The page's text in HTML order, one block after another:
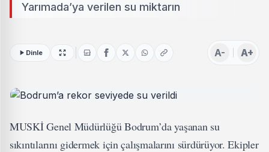
Yarımada’ya verilen su miktarın
Dinle A- A+
MUSKİ Genel Müdürlüğü Bodrum’da yaşanan su
sıkıntılarını gidermek için çalışmalarını sürdürüyor. Ekipler